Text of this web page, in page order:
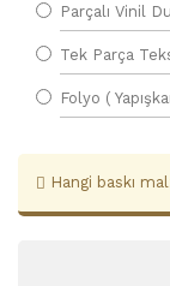
Parçalı Vinil
Tek Parça
Folyo (
Hangi baskı